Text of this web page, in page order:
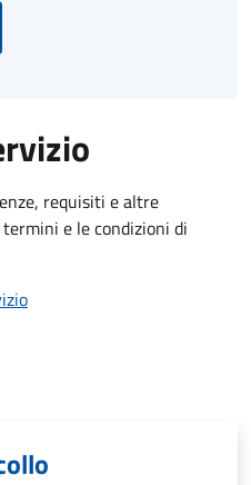
requisiti e altre
e le condizioni di